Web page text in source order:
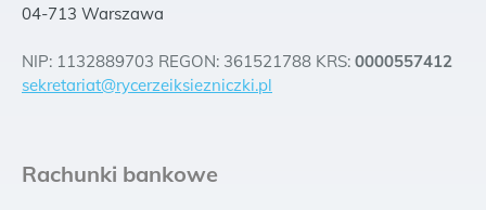
04-713 Warszawa
NIP: 1132889703 REGON: 361521788 KRS: 0000557412
sekretariat@rycerzeiksiezniczki.pl
Rachunki bankowe